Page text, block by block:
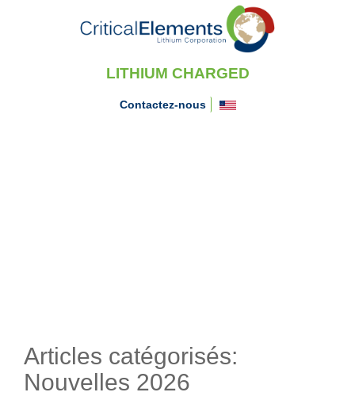
LITHIUM CHARGED
Contactez-nous
Articles catégorisés:
Nouvelles 2026